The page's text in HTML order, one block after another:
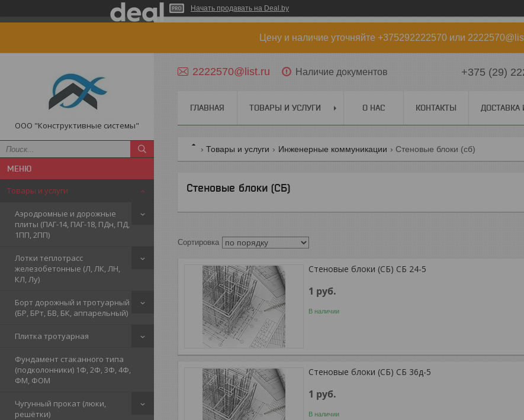
Начать продавать на Deal.by
Цену и наличие уточняйте +375292222570 или
ООО "Конструктивные системы"
Товары и услуги
Аэродромные и дорожные
плиты (ПАГ-14, ПАГ-18, ПДн, ПД,
1ПП, 2ПП)
Лотки теплотрасс
железобетонные (Л, ЛК, ЛН,
КЛ, Лу)
Борт дорожный и тротуарный
(БР, БРт, БВ, БК, аппарельный)
Плитка тротуарная
Фундамент стаканного типа
(подколонники) 1Ф, 2Ф, 3Ф, 4Ф,
ФМ, ФОМ
Чугунный прокат (люки,
решётки)
2222570@list.ru Наличие документов +375 (29)
ГЛАВНАЯ ТОВАРЫ И УСЛУГИ О НАС КОНТАКТЫ ДОСТАВКА
Товары и услуги Инженерные коммуникации Стеновые блоки (сб)
Стеновые блоки (СБ)
Стеновые блоки (СБ) СБ 24-5
1 руб.
В наличии
Стеновые блоки (СБ) СБ 36д-5
1 руб.
В наличии